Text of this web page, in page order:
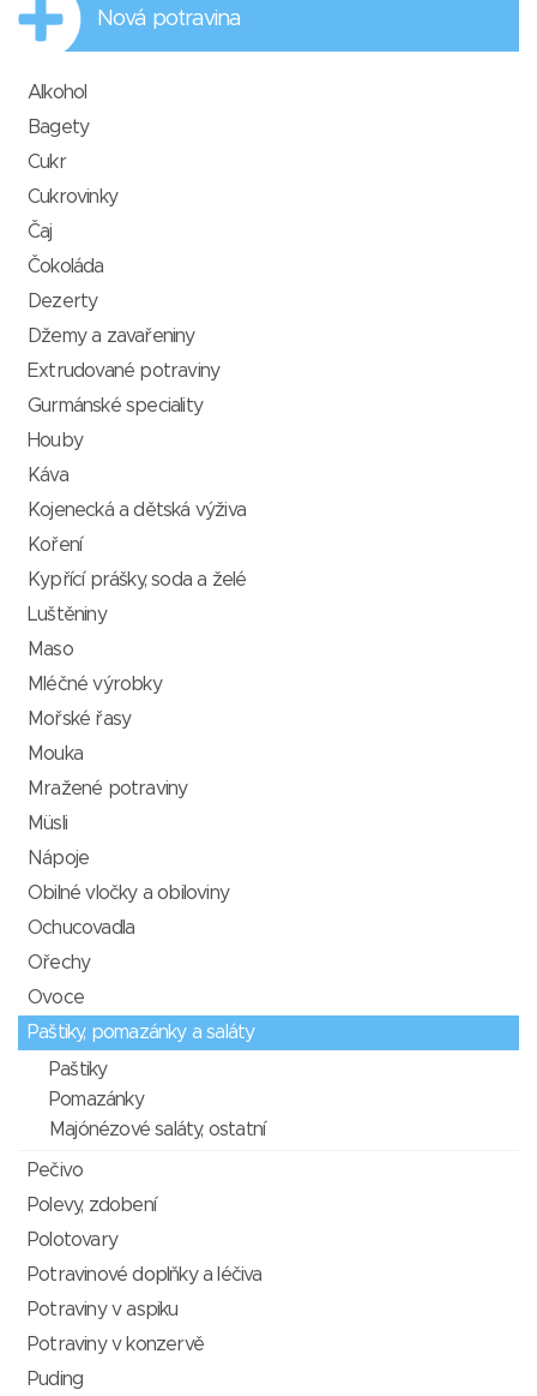
Nová potravina
Alkohol
Bagety
Cukr
Cukrovinky
Čaj
Čokoláda
Dezerty
Džemy a zavařeniny
Extrudované potraviny
Gurmánské speciality
Houby
Káva
Kojenecká a dětská výživa
Koření
Kypřící prášky, soda a želé
Luštěniny
Maso
Mléčné výrobky
Mořské řasy
Mouka
Mražené potraviny
Müsli
Nápoje
Obilné vločky a obiloviny
Ochucovadla
Ořechy
Ovoce
Paštiky, pomazánky a saláty
Paštiky
Pomazánky
Majónézové saláty, ostatní
Pečivo
Polevy, zdobení
Polotovary
Potravinové doplňky a léčiva
Potraviny v aspiku
Potraviny v konzervě
Puding